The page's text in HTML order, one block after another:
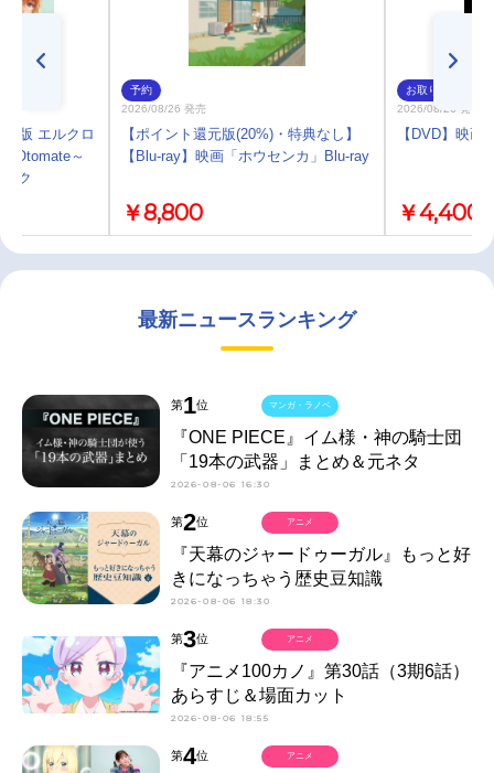
版 エルクロ
Otomate～
ク
予約
2026/08/26 発売
【ポイント還元版(20%)・特典なし】
【Blu-ray】映画「ホウセンカ」Blu-ray
￥8,800
お取り寄せ
2026/08/26 発売
【DVD】映画
￥4,400
最新ニュースランキング
第1位
『ONE PIECE』イム様・神の騎士団
「19本の武器」まとめ＆元ネタ
2026-08-06 16:30
マンガ・ラノベ
第2位
『天幕のジャードゥーガル』もっと好
きになっちゃう歴史豆知識
2026-08-06 18:30
アニメ
第3位
『アニメ100カノ』第30話（3期6話）
あらすじ＆場面カット
2026-08-06 18:55
アニメ
第4位 アニメ